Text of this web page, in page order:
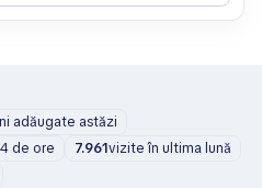
adăugate astăzi
de ore 7.961vizite în ultima lună